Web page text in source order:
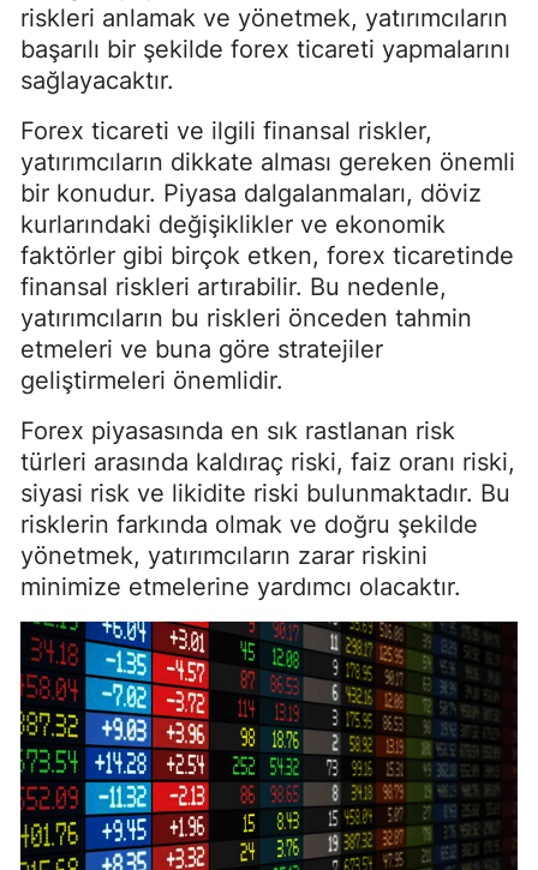
riskleri anlamak ve yönetmek, yatırımcıların
başarılı bir şekilde forex ticareti yapmalarını
sağlayacaktır.
Forex ticareti ve ilgili finansal riskler,
yatırımcıların dikkate alması gereken önemli
bir konudur. Piyasa dalgalanmaları, döviz
kurlarındaki değişiklikler ve ekonomik
faktörler gibi birçok etken, forex ticaretinde
finansal riskleri artırabilir. Bu nedenle,
yatırımcıların bu riskleri önceden tahmin
etmeleri ve buna göre stratejiler
geliştirmeleri önemlidir.
Forex piyasasında en sık rastlanan risk
türleri arasında kaldıraç riski, faiz oranı riski,
siyasi risk ve likidite riski bulunmaktadır. Bu
risklerin farkında olmak ve doğru şekilde
yönetmek, yatırımcıların zarar riskini
minimize etmelerine yardımcı olacaktır.